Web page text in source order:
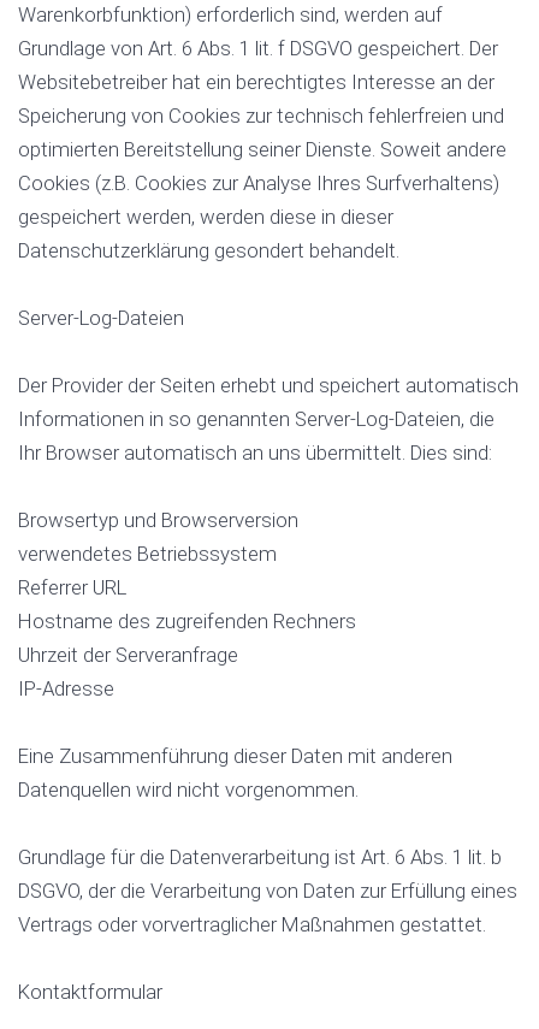
Warenkorbfunktion) erforderlich sind, werden auf
Grundlage von Art. 6 Abs. 1 lit. f DSGVO gespeichert. Der
Websitebetreiber hat ein berechtigtes Interesse an der
Speicherung von Cookies zur technisch fehlerfreien und
optimierten Bereitstellung seiner Dienste. Soweit andere
Cookies (z.B. Cookies zur Analyse Ihres Surfverhaltens)
gespeichert werden, werden diese in dieser
Datenschutzerklärung gesondert behandelt.
Server-Log-Dateien
Der Provider der Seiten erhebt und speichert automatisch
Informationen in so genannten Server-Log-Dateien, die
Ihr Browser automatisch an uns übermittelt. Dies sind:
Browsertyp und Browserversion
verwendetes Betriebssystem
Referrer URL
Hostname des zugreifenden Rechners
Uhrzeit der Serveranfrage
IP-Adresse
Eine Zusammenführung dieser Daten mit anderen
Datenquellen wird nicht vorgenommen.
Grundlage für die Datenverarbeitung ist Art. 6 Abs. 1 lit. b
DSGVO, der die Verarbeitung von Daten zur Erfüllung eines
Vertrags oder vorvertraglicher Maßnahmen gestattet.
Kontaktformular